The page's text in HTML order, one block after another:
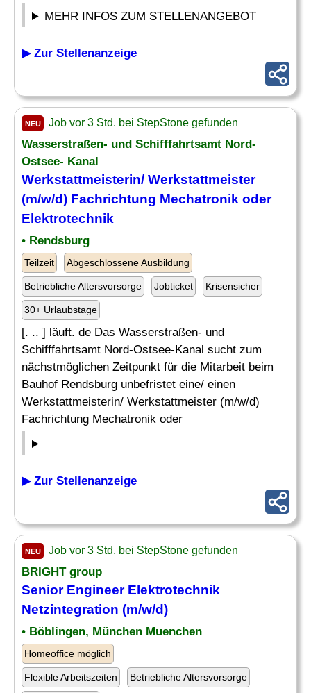
MEHR INFOS ZUM STELLENANGEBOT
▶ Zur Stellenanzeige
NEU Job vor 3 Std. bei StepStone gefunden
Wasserstraßen- und Schifffahrtsamt Nord-
Ostsee- Kanal
Werkstattmeisterin/ Werkstattmeister
(m/w/d) Fachrichtung Mechatronik oder
Elektrotechnik
• Rendsburg
Teilzeit Abgeschlossene Ausbildung
Betriebliche Altersvorsorge Jobticket Krisensicher
30+ Urlaubstage
[. .. ] läuft. de Das Wasserstraßen- und
Schifffahrtsamt Nord-Ostsee-Kanal sucht zum
nächstmöglichen Zeitpunkt für die Mitarbeit beim
Bauhof Rendsburg unbefristet eine/ einen
Werkstattmeisterin/ Werkstattmeister (m/w/d)
Fachrichtung Mechatronik oder
▶ Zur Stellenanzeige
NEU Job vor 3 Std. bei StepStone gefunden
BRIGHT group
Senior Engineer Elektrotechnik
Netzintegration (m/w/d)
• Böblingen, München Muenchen
Homeoffice möglich
Flexible Arbeitszeiten Betriebliche Altersvorsorge